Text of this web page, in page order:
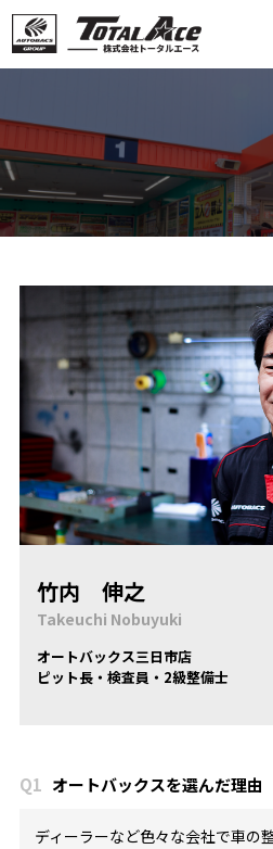
オート
竹内 伸之
Takeuchi Nobuyuki
オートバックス三日市店
ピット長・検査員・2級整備士
Q1 オートバックスを選んだ理由
ディーラーなど色々な会社で車の